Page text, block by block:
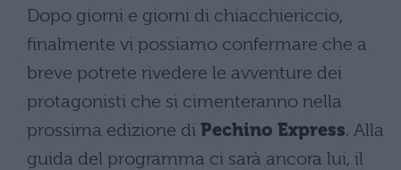
Dopo giorni e giorni di chiacchiericcio,
finalmente vi possiamo confermare che a
breve potrete rivedere le avventure dei
protagonisti che si cimenteranno nella
prossima edizione di Pechino Express. Alla
guida del programma ci sarà ancora lui, il